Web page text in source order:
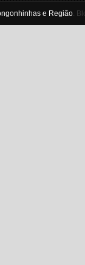
e Região.